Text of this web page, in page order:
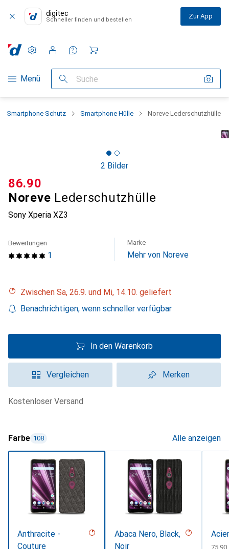
digitec
Schneller finden und bestellen Zur App
Navigation nach Kategorien
Menü Suche
Einstellungen
Kundenkonto
Vergleichslisten
Merklisten
Warenkorb
Smartphone Schutz Smartphone Hülle Noreve Lederschutzhülle
2 Bilder
Noreve Lederschutzhülle
Sony Xperia XZ3
CHF
86.90
1
Bewertungen Marke
Mehr von Noreve
Zwischen Sa, 26.9. und Mi, 14.10. geliefert
Benachrichtigen, wenn schneller verfügbar
In den Warenkorb
Vergleichen Merken
kostenloser Versand
Farbe 108 Alle anzeigen
Anthracite -
Couture
Abaca Nero, Black,
Noir
CHF
75.90